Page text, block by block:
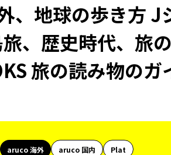
、地球の歩き方 J
、歴史時代、旅
旅の読み物のガ
aruco 海外 aruco 国内
Plat